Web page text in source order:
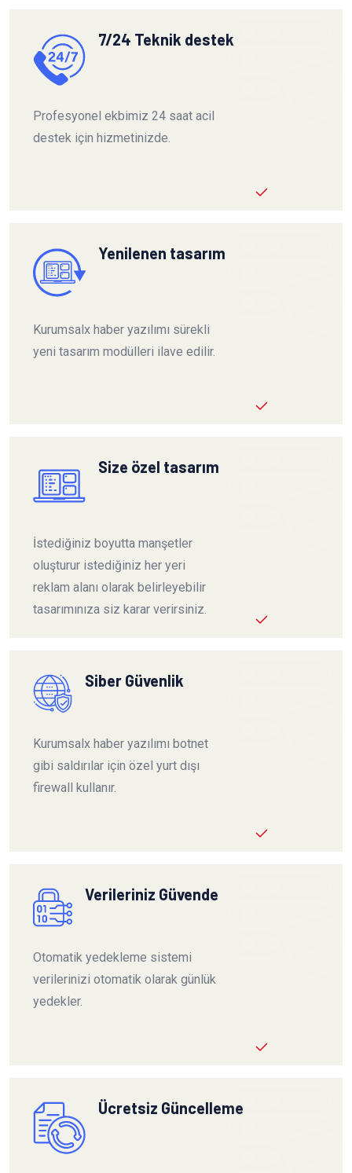
7/24 Teknik destek
Profesyonel ekbimiz 24 saat acil
destek için hizmetinizde.
Yenilenen tasarım
Kurumsalx haber yazılımı sürekli
yeni tasarım modülleri ilave edilir.
Size özel tasarım
İstediğiniz boyutta manşetler
oluşturur istediğiniz her yeri
reklam alanı olarak belirleyebilir
tasarımınıza siz karar verirsiniz.
Siber Güvenlik
Kurumsalx haber yazılımı botnet
gibi saldırılar için özel yurt dışı
firewall kullanır.
Verileriniz Güvende
Otomatik yedekleme sistemi
verilerinizi otomatik olarak günlük
yedekler.
Ücretsiz Güncelleme